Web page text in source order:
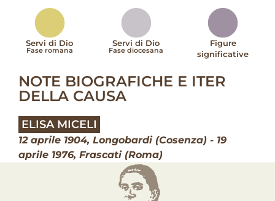
Servi di Dio
Fase romana
Servi di Dio
Fase diocesana
Figure
significative
NOTE BIOGRAFICHE E ITER
DELLA CAUSA
ELISA MICELI
12 aprile 1904, Longobardi (Cosenza) - 19
aprile 1976, Frascati (Roma)